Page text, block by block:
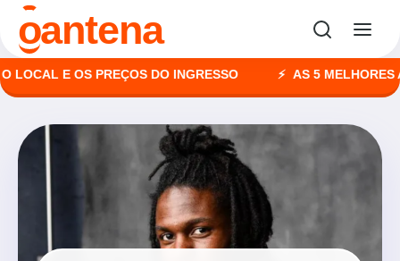
oantena
E OS PREÇOS DO INGRESSO AS 5 MELHORES